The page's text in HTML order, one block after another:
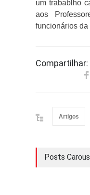
um trabablho
aos
funcionários da
Compartilhar:
Artigos
Posts